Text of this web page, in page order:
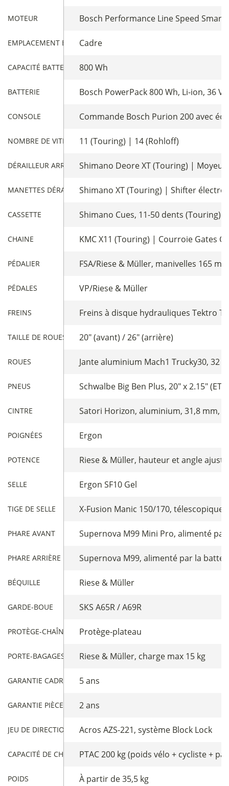
MOTEUR Bosch Performance Line Speed Smart
EMPLACEMENT BATTERIE
Cadre
CAPACITÉ BATTERIE 800 Wh
BATTERIE Bosch PowerPack 800 Wh, Li-ion, 36 V
CONSOLE Commande Bosch Purion 200 avec
NOMBRE DE VITESSES11 (Touring) | 14 (Rohloff)
DÉRAILLEUR ARRIÈREShimano Deore XT (Touring) | Moyeu
MANETTES DÉRAILLEURShimano XT (Touring) | Shifter
CASSETTE Shimano Cues, 11-50 dents (Touring)
CHAINE KMC X11 (Touring) | Courroie Gates
PÉDALIER FSA/Riese & Müller, manivelles 165
PÉDALES VP/Riese & Müller
FREINS Freins à disque hydrauliques Tektro
TAILLE DE ROUES 20" (avant) / 26" (arrière)
ROUES Jante aluminium Mach1 Trucky30, 32
PNEUS Schwalbe Big Ben Plus, 20" x 2.15"
CINTRE Satori Horizon, aluminium, 31,8 mm,
POIGNÉES Ergon
POTENCE Riese & Müller, hauteur et angle
SELLE Ergon SF10 Gel
TIGE DE SELLE X-Fusion Manic 150/170, télescopique
PHARE AVANT Supernova M99 Mini Pro, alimenté
PHARE ARRIÈRE Supernova M99, alimenté par la
BÉQUILLE Riese & Müller
GARDE-BOUE SKS A65R / A69R
PROTÈGE-CHAÎNE Protège-plateau
PORTE-BAGAGES ARRIÈRERiese & Müller, charge max 15 kg
GARANTIE CADRE 5 ans
GARANTIE PIÈCES 2 ans
JEU DE DIRECTION Acros AZS-221, système Block Lock
CAPACITÉ DE CHARGEPTAC 200 kg (poids vélo + cycliste +
POIDS À partir de 35,5 kg